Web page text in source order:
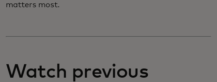
matters most.
Watch previous